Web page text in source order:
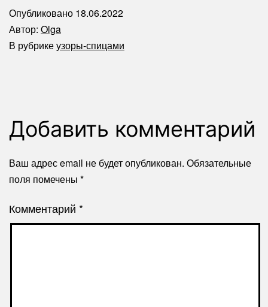
Опубликовано 18.06.2022
Автор: Olga
В рубрикеузоры-спицами
Добавить комментарий
Ваш адрес email не будет опубликован. Обязательные
поля помечены *
Комментарий *